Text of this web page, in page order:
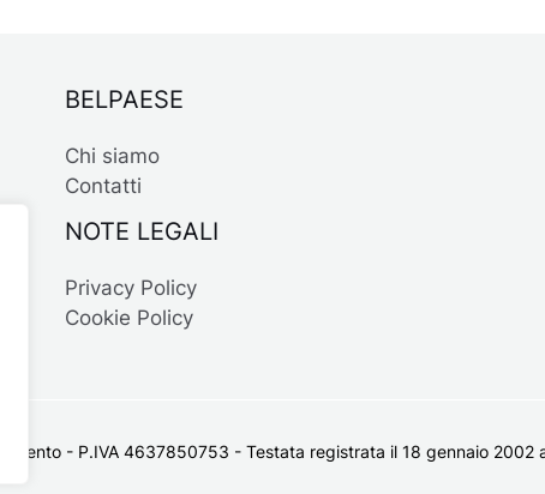
BELPAESE
Chi siamo
Contatti
NOTE LEGALI
Privacy Policy
Cookie Policy
- P.IVA 4637850753 - Testata registrata il 18 gennaio